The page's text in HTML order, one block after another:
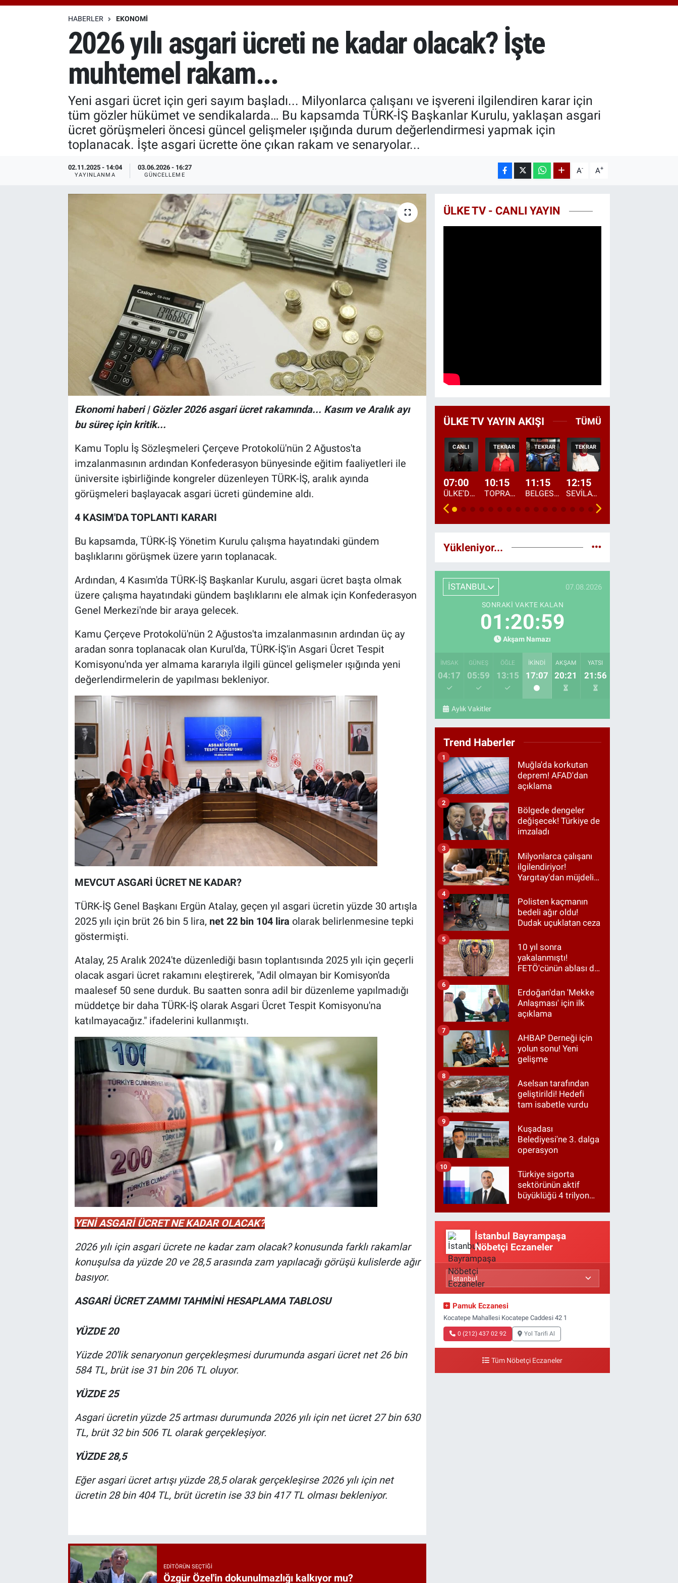
65.130,04
%1.2
HABERLER EKONOMI
2026 yılı asgari ücreti ne kadar olacak? İşte
muhtemel rakam...
Yeni asgari ücret için geri sayım başladı... Milyonlarca çalışanı ve işvereni ilgilendiren karar için
tüm gözler hükümet ve sendikalarda… Bu kapsamda TÜRK-İŞ Başkanlar Kurulu, yaklaşan asgari
ücret görüşmeleri öncesi güncel gelişmeler ışığında durum değerlendirmesi yapmak için
toplanacak. İşte asgari ücrette öne çıkan rakam ve senaryolar...
02.11.2025 - 14:04
YAYINLANMA
03.06.2026 - 16:27
GÜNCELLEME A- A+
Ekonomi haberi | Gözler 2026 asgari ücret rakamında... Kasım ve Aralık ayı
bu süreç için kritik...
Kamu Toplu İş Sözleşmeleri Çerçeve Protokolü'nün 2 Ağustos'ta
imzalanmasının ardından Konfederasyon bünyesinde eğitim faaliyetleri ile
üniversite işbirliğinde kongreler düzenleyen TÜRK-İŞ, aralık ayında
görüşmeleri başlayacak asgari ücreti gündemine aldı.
4 KASIM'DA TOPLANTI KARARI
Bu kapsamda, TÜRK-İŞ Yönetim Kurulu çalışma hayatındaki gündem
başlıklarını görüşmek üzere yarın toplanacak.
Ardından, 4 Kasım'da TÜRK-İŞ Başkanlar Kurulu, asgari ücret başta olmak
üzere çalışma hayatındaki gündem başlıklarını ele almak için Konfederasyon
Genel Merkezi'nde bir araya gelecek.
Kamu Çerçeve Protokolü'nün 2 Ağustos'ta imzalanmasının ardından üç ay
aradan sonra toplanacak olan Kurul'da, TÜRK-İŞ'in Asgari Ücret Tespit
Komisyonu'nda yer almama kararıyla ilgili güncel gelişmeler ışığında yeni
değerlendirmelerin de yapılması bekleniyor.
MEVCUT ASGARİ ÜCRET NE KADAR?
TÜRK-İŞ Genel Başkanı Ergün Atalay, geçen yıl asgari ücretin yüzde 30 artışla
2025 yılı için brüt 26 bin 5 lira, net 22 bin 104 lira olarak belirlenmesine tepki
göstermişti.
Atalay, 25 Aralık 2024'te düzenlediği basın toplantısında 2025 yılı için geçerli
olacak asgari ücret rakamını eleştirerek, "Adil olmayan bir Komisyon'da
maalesef 50 sene durduk. Bu saatten sonra adil bir düzenleme yapılmadığı
müddetçe bir daha TÜRK-İŞ olarak Asgari Ücret Tespit Komisyonu'na
katılmayacağız." ifadelerini kullanmıştı.
YENİ ASGARİ ÜCRET NE KADAR OLACAK?
2026 yılı için asgari ücrete ne kadar zam olacak? konusunda farklı rakamlar
konuşulsa da yüzde 20 ve 28,5 arasında zam yapılacağı görüşü kulislerde ağır
basıyor.
ASGARİ ÜCRET ZAMMI TAHMİNİ HESAPLAMA TABLOSU
YÜZDE 20
Yüzde 20'lik senaryonun gerçekleşmesi durumunda asgari ücret net 26 bin
584 TL, brüt ise 31 bin 206 TL oluyor.
YÜZDE 25
Asgari ücretin yüzde 25 artması durumunda 2026 yılı için net ücret 27 bin 630
TL, brüt 32 bin 506 TL olarak gerçekleşiyor.
YÜZDE 28,5
Eğer asgari ücret artışı yüzde 28,5 olarak gerçekleşirse 2026 yılı için net
ücretin 28 bin 404 TL, brüt ücretin ise 33 bin 417 TL olması bekleniyor.
EDITÖRÜN SEÇTIĞI
Özgür Özel'in dokunulmazlığı kalkıyor mu?
ÜLKE TV - CANLI YAYIN
ÜLKE TV YAYIN AKIŞI TÜMÜ
CANLI
07:00
ÜLKE'DE BU SABAH
TEKRAR
10:15
TOPRAKTAN SOFRAYA
TEKRAR
11:15
BELGESEL: "ÜLKE'NİN ALIN TERİ"
TEKRAR
12:15
SEVİLAY SUNGUR İLE ELİMİN BEREKETİ
Yükleniyor...
İSTANBUL 07.08.2026
SONRAKI VAKTE KALAN
01:20:58
Akşam Namazı
İMSAK
04:17
GÜNEŞ
05:59
ÖĞLE
13:15
İKINDI
17:07
AKŞAM
20:21
YATSI
21:56
Aylık Vakitler
Trend Haberler
Muğla'da korkutan
deprem! AFAD'dan
açıklama
1
Bölgede dengeler
değişecek! Türkiye de
imzaladı
2
Milyonlarca çalışanı
ilgilendiriyor!
Yargıtay'dan müjdeli
3
Polisten kaçmanın
bedeli ağır oldu!
Dudak uçuklatan ceza
4
10 yıl sonra
yakalanmıştı!
FETÖ'cünün ablası da
5
Erdoğan'dan 'Mekke
Anlaşması' için ilk
açıklama
6
AHBAP Derneği için
yolun sonu! Yeni
gelişme
7
Aselsan tarafından
geliştirildi! Hedefi
tam isabetle vurdu
8
Kuşadası
Belediyesi'ne 3. dalga
operasyon
9
Türkiye sigorta
sektörünün aktif
büyüklüğü 4 trilyon
10
İstanbul Bayrampaşa
Nöbetçi Eczaneler
Pamuk Eczanesi
Kocatepe Mahallesi Kocatepe Caddesi 42 1
0 (212) 437 02 92 Yol Tarifi Al
Tüm Nöbetçi Eczaneler
Özel Haberler
Özel Haberler
Erişim Bilgileri
Haber Arşivi